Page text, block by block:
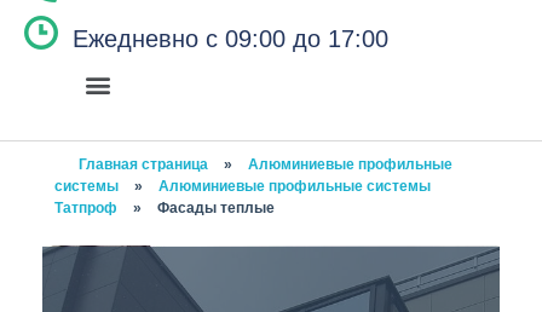
Ежедневно с 09:00 до 17:00
Главная страница »
Алюминиевые профильные
системы
»
Алюминиевые профильные системы
Татпроф
» Фасады теплые